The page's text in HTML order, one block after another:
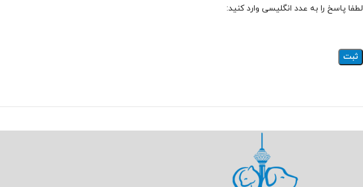
لطفا پاسخ را به عدد انگلیسی وارد کنید: